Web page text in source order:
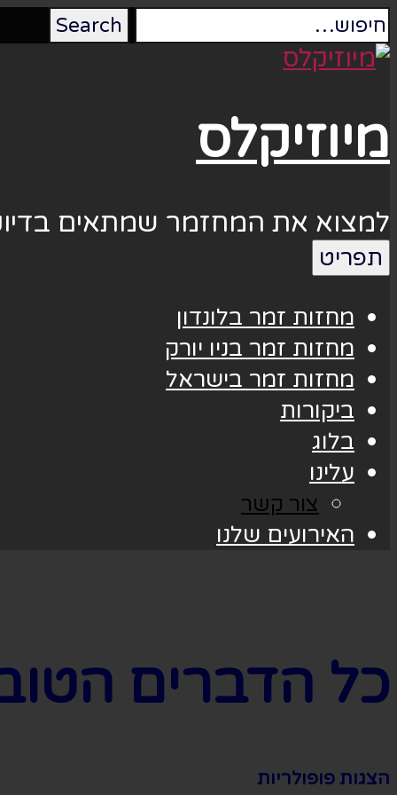
מיוזיקלס
למצוא את המחזמר שמתאים
תפריט
מחזות זמר בלונדון
מחזות זמר בניו יורק
מחזות זמר בישראל
ביקורות
בלוג
עלינו
צור קשר
האירועים שלנו
כל הדברים
הצגות פופולריות